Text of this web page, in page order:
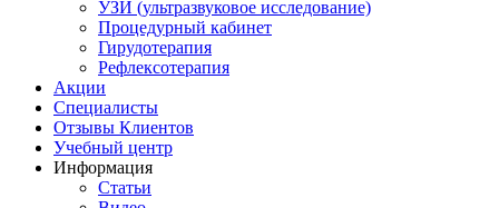
УЗИ (ультразвуковое исследование)
Процедурный кабинет
Гирудотерапия
Рефлексотерапия
Акции
Специалисты
Отзывы Клиентов
Учебный центр
Информация
Статьи